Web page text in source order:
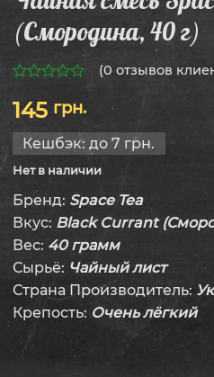
(Смородина, 40 г)
из
5
(0 отзывов
145 грн.
Кешбэк: до 7 грн.
Нет в наличии
Бренд: Space Tea
Вкус: Black Currant
Вес: 40 грамм
Сырьё: Чайный лист
Страна Производитель:
Крепость: Очень лёгкий